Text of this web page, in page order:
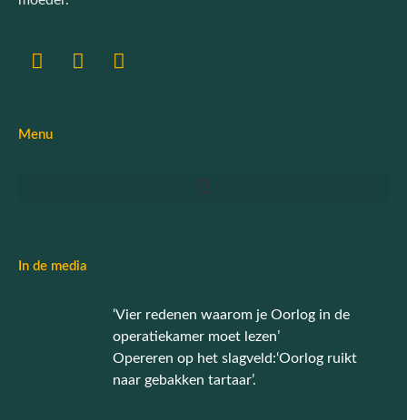
Menu
In de media
‘Vier redenen waarom je Oorlog in de
operatiekamer moet lezen’
Opereren op het slagveld:‘Oorlog ruikt
naar gebakken tartaar’.